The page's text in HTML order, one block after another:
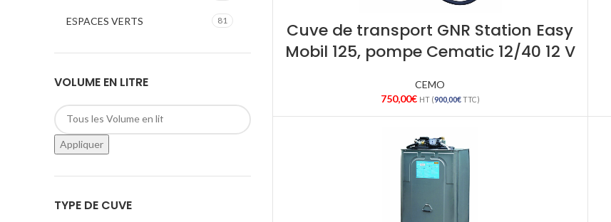
ESPACES VERTS 81
VOLUME EN LITRE
Appliquer
TYPE DE CUVE
Cuve de transport GNR Station Easy
Mobil 125, pompe Cematic 12/40 12 V
CEMO
750,00€ HT (900,00€TTC)